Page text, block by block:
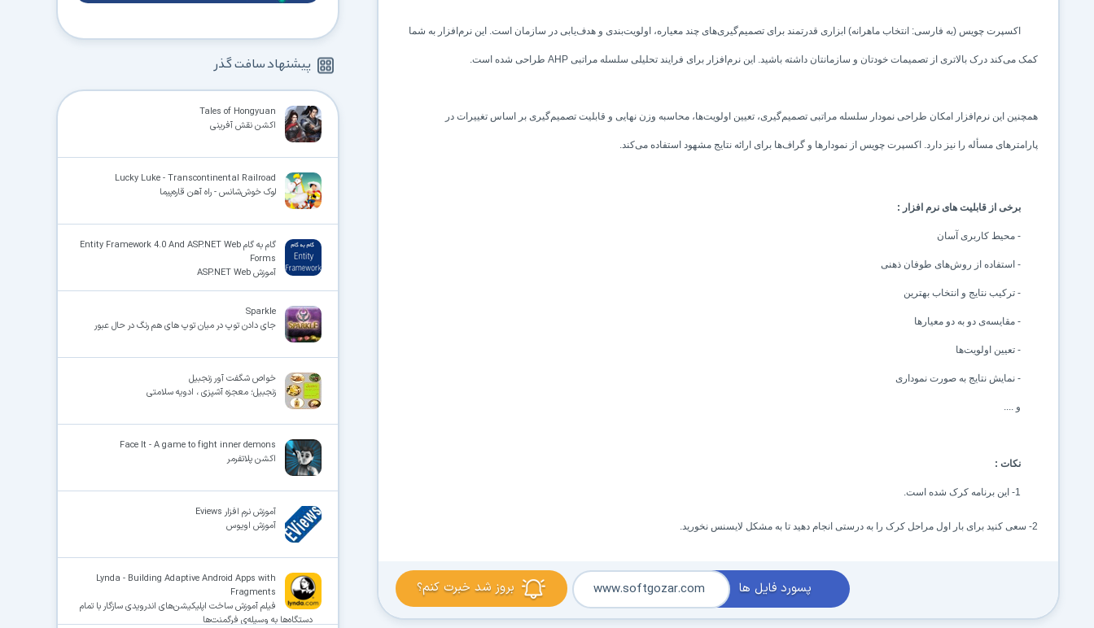
اکسپرت چویس (به فارسی: انتخاب ماهرانه) ابزاری قدرتمند برای تصمیم‌گیری‌های چند معیاره، اولویت‌بندی و هدف‌یابی در سازمان است. این نرم‌افزار به شما
کمک می‌کند درک بالاتری از تصمیمات خودتان و سازمانتان داشته باشید. این نرم‌افزار برای فرایند تحلیلی سلسله مراتبی AHP طراحی شده است.
همچنین این نرم‌افزار امکان طراحی نمودار سلسله مراتبی تصمیم‌گیری، تعیین اولویت‌ها، محاسبه وزن نهایی و قابلیت تصمیم‌گیری بر اساس تغییرات در
پارامترهای مسأله را نیز دارد. اکسپرت چویس از نمودارها و گراف‌ها برای ارائه نتایج مشهود استفاده می‌کند.
برخی از قابلیت های نرم افزار :
- محیط کاربری آسان
- استفاده از روش‌های طوفان ذهنی
- ترکیب نتایج و انتخاب بهترین
- مقایسه‌ی دو به دو معیارها
- تعیین اولویت‌ها
- نمایش نتایج به صورت نموداری
و ....
نکات :
1- این برنامه کرک شده است.
2- سعی کنید برای بار اول مراحل کرک را به درستی انجام دهید تا به مشکل لایسنس نخورید.
بروز شد خبرت کنم؟ پسورد فایل ها www.softgozar.com
پیشنهاد سافت گذر
Tales of Hongyuan
اکشن نقش آفرینی
Lucky Luke - Transcontinental Railroad
لوک خوش‌شانس - راه آهن قاره‌پیما
گام به گام Entity Framework 4.0 And ASP.NET Web
Forms
آموزش ASP.NET Web
Sparkle
جای دادن توپ در میان توپ های هم رنگ در حال عبور
خواص شگفت آور زنجبیل
زنجبیل؛ معجزه آشپزی ، ادویه سلامتی
Face It - A game to fight inner demons
اکشن پلاتفرمر
آموزش نرم افزار Eviews
آموزش اویوس
Lynda - Building Adaptive Android Apps with
Fragments
فیلم آموزش ساخت اپلیکیشن‌های اندرویدی سازگار با تمام
دستگاه‌ها به وسیله‌ی فرگمنت‌ها